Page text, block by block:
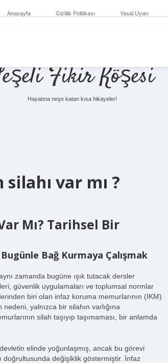
Anasayfa Gizlilik Politikası Yasal Uyarı
Fikir Köşesi
Hayatına neşe katan kısa hikayeler!
var mı ?
Mı? Tarihsel Bir
Bağ Kurmaya Çalışmak
zamanda bugüne ışık tutacak dersler
güvenlik uygulamaları ve toplumsal normlar
biri olan infaz koruma memurlarının (IKM)
yalnızca bir silahın varlığına
silah taşıyıp taşımaması, bir anlamda
elinde yoğunlaşmış, ancak bu görevi
doğrultusunda değişiklik göstermiştir. İnfaz